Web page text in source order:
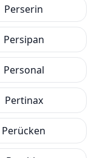
Perserin
Persipan
Personal
Pertinax
Perücken